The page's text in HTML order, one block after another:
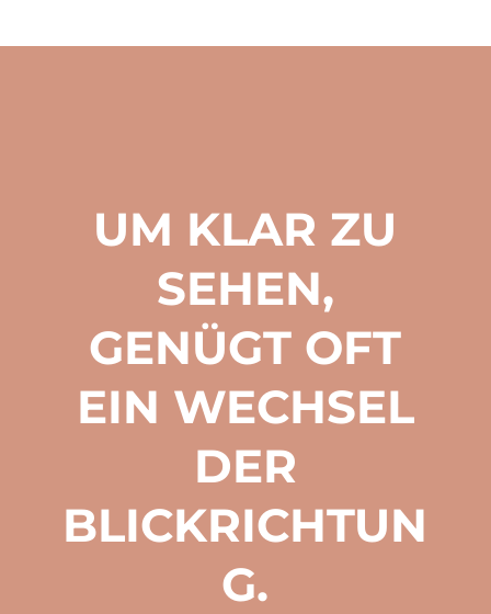
UM KLAR ZU
SEHEN,
GENÜGT OFT
EIN WECHSEL
DER
BLICKRICHTUN
G.